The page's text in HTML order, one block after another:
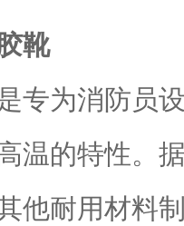
靴
专为消防员
温的特性。
他耐用材料